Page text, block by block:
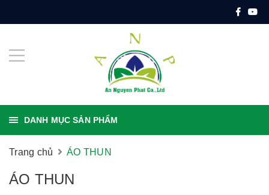
DANH MỤC SẢN PHẨM
Trang chủ ÁO THUN
ÁO THUN